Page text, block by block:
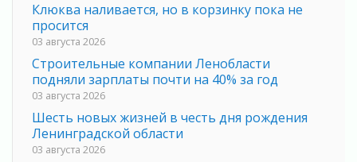
Клюква наливается, но в корзинку пока не
просится
03 августа 2026
Строительные компании Ленобласти
подняли зарплаты почти на 40% за год
03 августа 2026
Шесть новых жизней в честь дня рождения
Ленинградской области
03 августа 2026